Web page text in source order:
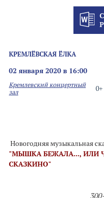
КРЕМЛЁВСКАЯ ЁЛКА
02 января 2020 в 16:00
0+
Кремлевский концертный
зал
Новогодняя музыкальная
"МЫШКА БЕЖАЛА..., ИЛИ
СКАЗКИНО"